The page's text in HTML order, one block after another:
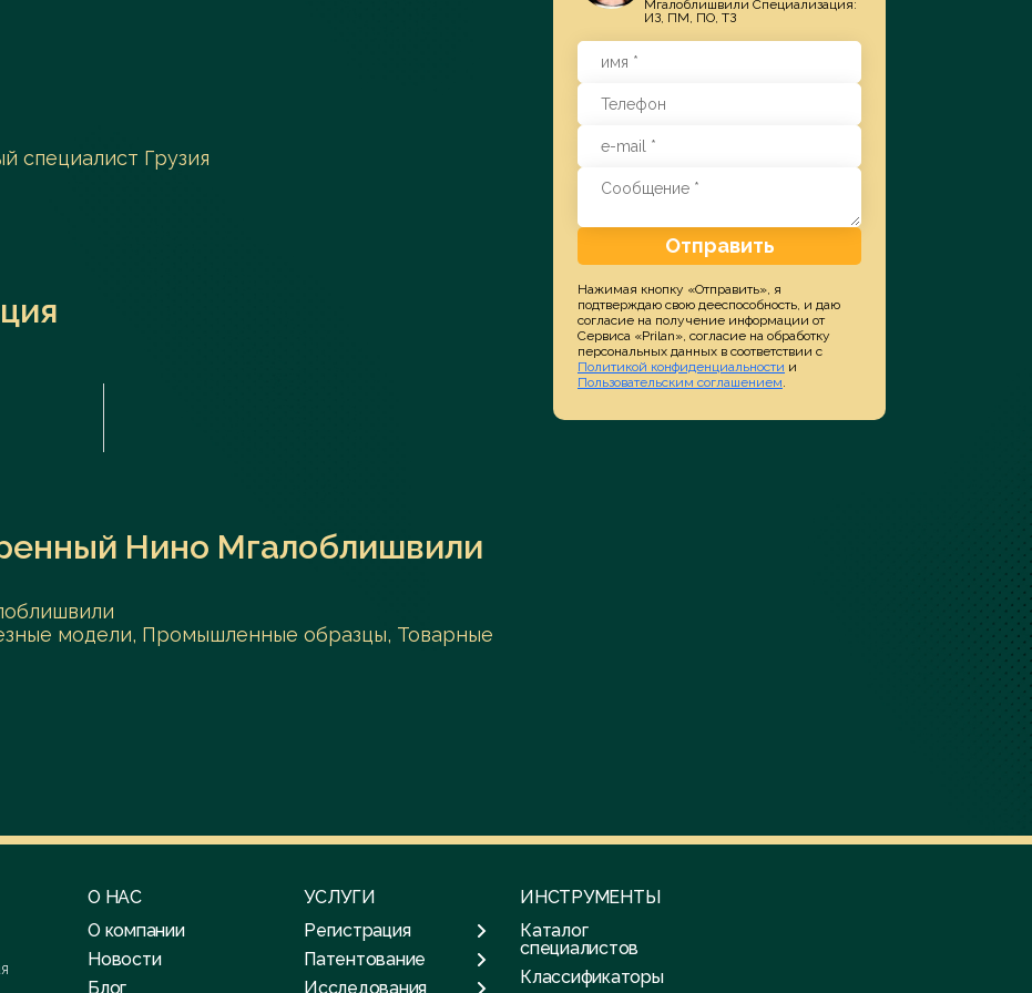
Заказать услугу
специалист Грузия
Нино Мгалоблишвили
модели, Промышленные образцы, Товарные
Мгалоблишвили Специализация:
ИЗ, ПМ, ПО, ТЗ
Отправить
Нажимая кнопку «Отправить», я
подтверждаю свою дееспособность, и даю
согласие на получение информации от
Сервиса «Prilan», согласие на обработку
персональных данных в соответствии с
Политикой конфиденциальности и
Пользовательским соглашением.
О НАС
О компании
Новости
Блог
УСЛУГИ
Регистрация
Патентование
Исследования
ИНСТРУМЕНТЫ
Каталог
специалистов
Классификаторы